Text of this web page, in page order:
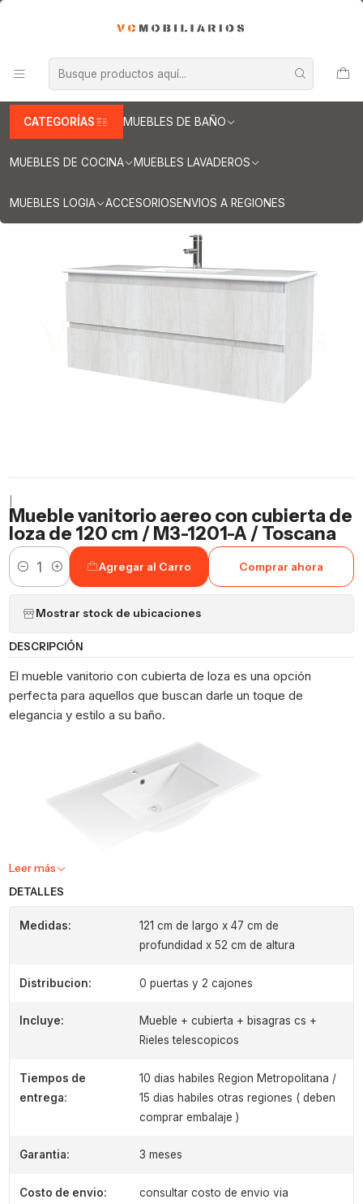
CATEGORÍAS MUEBLES DE BAÑO
MUEBLES DE COCINA MUEBLES LAVADEROS
MUEBLES LOGIA ACCESORIOSENVIOS A REGIONES
Muebles vanitorio aereo - simple
Mueble vanitorios aereo - simple de loza
Muebles vanitorios aereo simple de loza / 120 cm
Mueble vanitorio aereo con cubierta de loza de 120 cm / M3-1201-
Mueble vanitorio aereo con cubierta de
loza de 120 cm / M3-1201-A / Toscana
Cantidad
Agregar al Carro Comprar ahora
Mostrar stock de ubicaciones
DESCRIPCIÓN
El mueble vanitorio con cubierta de loza es una opción
perfecta para aquellos que buscan darle un toque de
elegancia y estilo a su baño.
Leer más
DETALLES
Medidas:
121 cm de largo x 47 cm de
profundidad x 52 cm de altura
Distribucion: 0 puertas y 2 cajones
Incluye:
Mueble + cubierta + bisagras cs +
Rieles telescopicos
Tiempos de
entrega:
10 dias habiles Region Metropolitana /
15 dias habiles otras regiones ( deben
comprar embalaje )
Garantia: 3 meses
Costo de envio:
consultar costo de envio via